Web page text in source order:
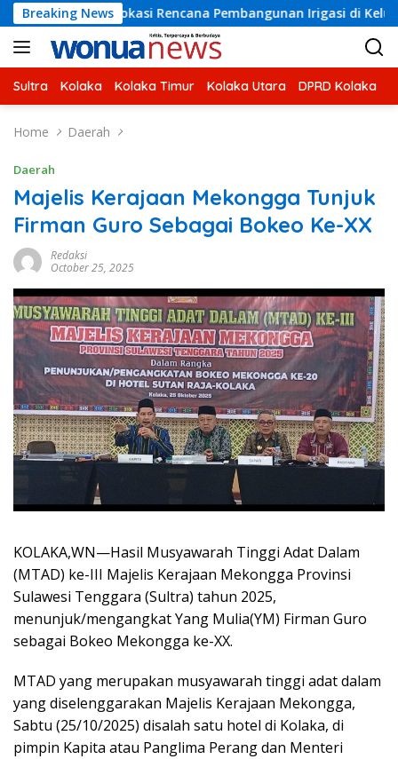
Skip
to
content
Breaking News
Rencana Pembangunan Irigasi di Kelurahan 19
Sultra Kolaka Kolaka Timur Kolaka Utara DPRD Kolaka
Home Daerah
Daerah
Majelis Kerajaan Mekongga Tunjuk
Firman Guro Sebagai Bokeo Ke-XX
Redaksi
October 25, 2025
KOLAKA,WN—Hasil Musyawarah Tinggi Adat Dalam
(MTAD) ke-III Majelis Kerajaan Mekongga Provinsi
Sulawesi Tenggara (Sultra) tahun 2025,
menunjuk/mengangkat Yang Mulia(YM) Firman Guro
sebagai Bokeo Mekongga ke-XX.
MTAD yang merupakan musyawarah tinggi adat dalam
yang diselenggarakan Majelis Kerajaan Mekongga,
Sabtu (25/10/2025) disalah satu hotel di Kolaka, di
pimpin Kapita atau Panglima Perang dan Menteri